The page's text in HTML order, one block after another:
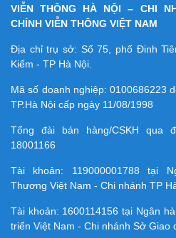
VIỄN THÔNG HÀ NỘI – CHI
CHÍNH VIỄN THÔNG VIỆT NAM
Địa chỉ trụ sở: Số 75, phố Đinh
Kiếm - TP Hà Nội.
Mã số doanh nghiệp:0100686223
TP.Hà Nội cấp ngày 11/08/1998
Tổng đài bán hàng/CSKH qua
18001166
Tài khoản: 119000001788 tại
Thương Việt Nam - Chi nhánh TP
Tài khoản: 1600114156 tại Ngân
triển Việt Nam - Chi nhánh Sở Giao